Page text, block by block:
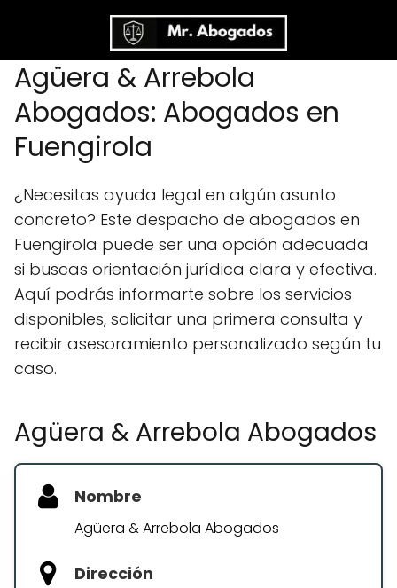
Agüera & Arrebola
Abogados: Abogados en
Fuengirola
¿Necesitas ayuda legal en algún asunto
concreto? Este despacho de abogados en
Fuengirola puede ser una opción adecuada
si buscas orientación jurídica clara y efectiva.
Aquí podrás informarte sobre los servicios
disponibles, solicitar una primera consulta y
recibir asesoramiento personalizado según tu
caso.
Agüera & Arrebola Abogados
Nombre
Agüera & Arrebola Abogados
Dirección